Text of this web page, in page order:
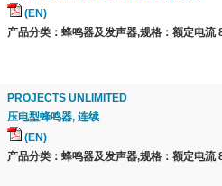
(EN)
产品分类：蜂鸣器及发声器,规格：额定电流
PROJECTS UNLIMITED
压电型蜂鸣器, 连续
(EN)
产品分类：蜂鸣器及发声器,规格：额定电流